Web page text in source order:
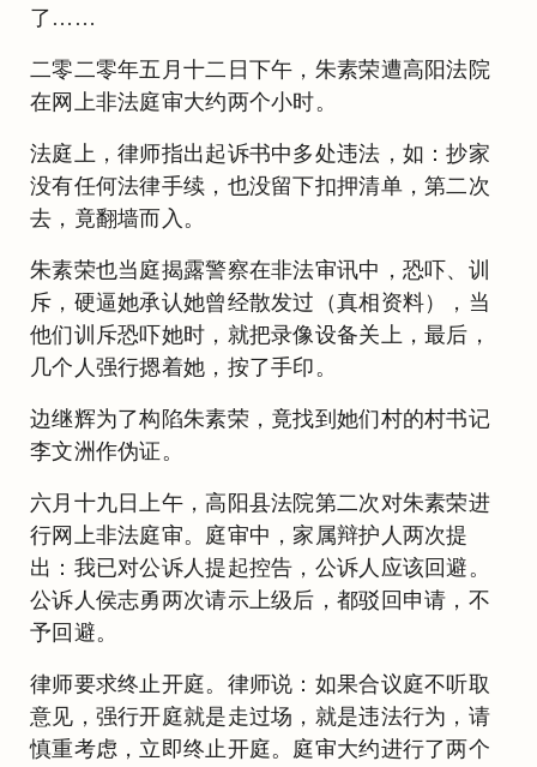
了……
二零二零年五月十二日下午，朱素荣遭高阳法院
在网上非法庭审大约两个小时。
法庭上，律师指出起诉书中多处违法，如：抄家
没有任何法律手续，也没留下扣押清单，第二次
去，竟翻墙而入。
朱素荣也当庭揭露警察在非法审讯中，恐吓、训
斥，硬逼她承认她曾经散发过（真相资料），当
他们训斥恐吓她时，就把录像设备关上，最后，
几个人强行摁着她，按了手印。
边继辉为了构陷朱素荣，竟找到她们村的村书记
李文洲作伪证。
六月十九日上午，高阳县法院第二次对朱素荣进
行网上非法庭审。庭审中，家属辩护人两次提
出：我已对公诉人提起控告，公诉人应该回避。
公诉人侯志勇两次请示上级后，都驳回申请，不
予回避。
律师要求终止开庭。律师说：如果合议庭不听取
意见，强行开庭就是走过场，就是违法行为，请
慎重考虑，立即终止开庭。庭审大约进行了两个